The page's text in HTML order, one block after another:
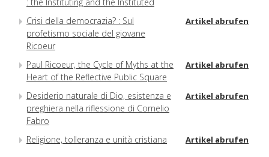
Crisi della democrazia? : Sul
profetismo sociale del giovane
Ricoeur
Artikel abrufen
Paul Ricoeur, the Cycle of Myths at the
Heart of the Reflective Public Square
Artikel abrufen
Desiderio naturale di Dio, esistenza e
preghiera nella riflessione di Cornelio
Fabro
Artikel abrufen
Religione, tolleranza e unità cristiana
Artikel abrufen